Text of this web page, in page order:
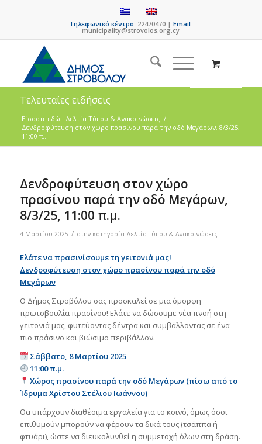
Τηλεφωνικό κέντρο: 22470470 |Email:
municipality@strovolos.org.cy
Τελευταίες ειδήσεις
Είσαστε εδώ: Δελτία Τύπου & Ανακοινώσεις /
Δενδροφύτευση στον χώρο πρασίνου παρά την οδό Μεγάρων, 8/3/25,
11:00 π...
Δενδροφύτευση στον χώρο
πρασίνου παρά την οδό Μεγάρων,
8/3/25, 11:00 π.μ.
4 Μαρτίου 2025 / στην κατηγορία Δελτία Τύπου & Ανακοινώσεις
Ελάτε να πρασινίσουμε τη γειτονιά μας!
Δενδροφύτευση στον χώρο πρασίνου παρά την οδό
Μεγάρων
Ο Δήμος Στροβόλου σας προσκαλεί σε μια όμορφη
πρωτοβουλία πρασίνου! Ελάτε να δώσουμε νέα πνοή στη
γειτονιά μας, φυτεύοντας δέντρα και συμβάλλοντας σε ένα
πιο πράσινο και βιώσιμο περιβάλλον.
Σάββατο, 8 Μαρτίου 2025
11:00 π.μ.
Χώρος πρασίνου παρά την οδό Μεγάρων (πίσω από το
Ίδρυμα Χρίστου Στέλιου Ιωάννου)
Θα υπάρχουν διαθέσιμα εργαλεία για το κοινό, όμως όσοι
επιθυμούν μπορούν να φέρουν τα δικά τους (τσάππα ή
φτυάρι), ώστε να διευκολυνθεί η συμμετοχή όλων στη δράση.